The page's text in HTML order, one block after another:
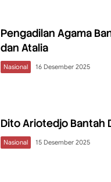
Pengadilan Agama
dan Atalia
Nasional 16 Desember 2025
Dito Ariotedjo Bantah
Nasional 15 Desember 2025